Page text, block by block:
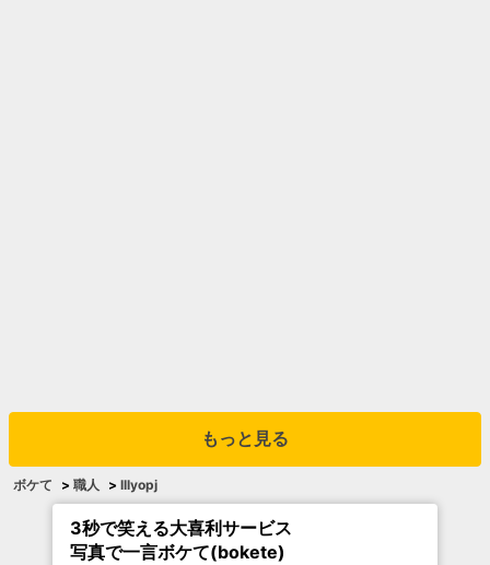
もっと見る
ボケて > 職人 > lllyopj
3秒で笑える大喜利サービス
写真で一言ボケて(bokete)